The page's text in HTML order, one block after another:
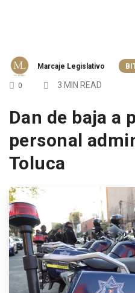
Marcaje Legislativo
0 3 MIN READ
Dan de baja a
personal
Toluca